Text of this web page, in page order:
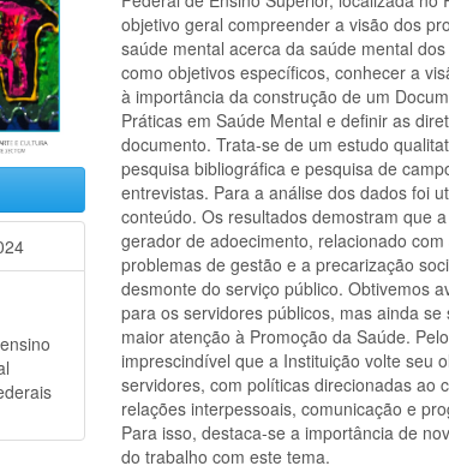
objetivo geral compreender a visão dos
saúde mental acerca da saúde mental
como objetivos específicos, conhecer a
à importância da construção de um
Práticas em Saúde Mental e definir as
documento. Trata-se de um estudo
pesquisa bibliográfica e pesquisa de
entrevistas. Para a análise dos dados foi
conteúdo. Os resultados demostram que
gerador de adoecimento, relacionado
problemas de gestão e a precarização
desmonte do serviço público. Obtivemos
para os servidores públicos, mas ainda
maior atenção à Promoção da Saúde.
imprescindível que a Instituição volte seu
servidores, com políticas direcionadas ao
relações interpessoais, comunicação e
Para isso, destaca-se a importância de
do trabalho com este tema.